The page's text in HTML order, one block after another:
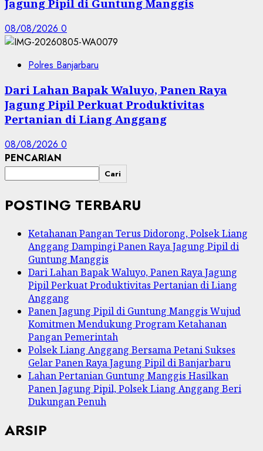
Jagung Pipil di Guntung Manggis
08/08/2026 0
Polres Banjarbaru
Dari Lahan Bapak Waluyo, Panen Raya
Jagung Pipil Perkuat Produktivitas
Pertanian di Liang Anggang
08/08/2026 0
PENCARIAN
Cari
POSTING TERBARU
Ketahanan Pangan Terus Didorong, Polsek Liang
Anggang Dampingi Panen Raya Jagung Pipil di
Guntung Manggis
Dari Lahan Bapak Waluyo, Panen Raya Jagung
Pipil Perkuat Produktivitas Pertanian di Liang
Anggang
Panen Jagung Pipil di Guntung Manggis Wujud
Komitmen Mendukung Program Ketahanan
Pangan Pemerintah
Polsek Liang Anggang Bersama Petani Sukses
Gelar Panen Raya Jagung Pipil di Banjarbaru
Lahan Pertanian Guntung Manggis Hasilkan
Panen Jagung Pipil, Polsek Liang Anggang Beri
Dukungan Penuh
ARSIP